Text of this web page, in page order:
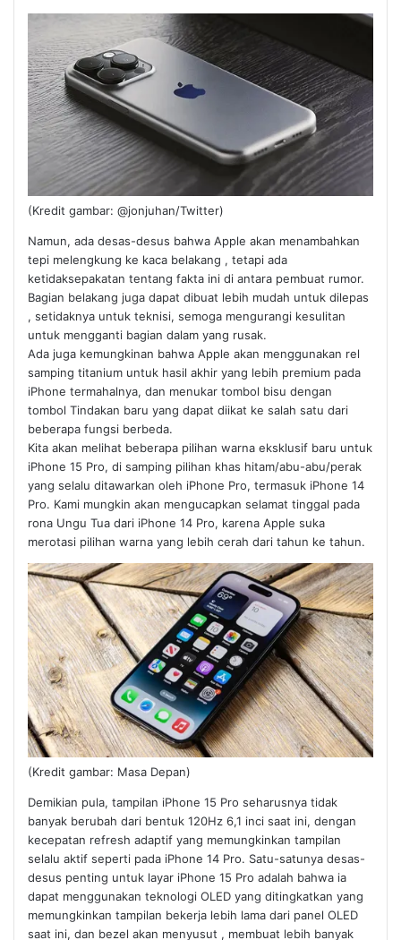
(Kredit gambar: @jonjuhan/Twitter)
Namun, ada desas-desus bahwa Apple akan menambahkan
tepi melengkung ke kaca belakang , tetapi ada
ketidaksepakatan tentang fakta ini di antara pembuat rumor.
Bagian belakang juga dapat dibuat lebih mudah untuk dilepas
, setidaknya untuk teknisi, semoga mengurangi kesulitan
untuk mengganti bagian dalam yang rusak.
Ada juga kemungkinan bahwa Apple akan menggunakan rel
samping titanium untuk hasil akhir yang lebih premium pada
iPhone termahalnya, dan menukar tombol bisu dengan
tombol Tindakan baru yang dapat diikat ke salah satu dari
beberapa fungsi berbeda.
Kita akan melihat beberapa pilihan warna eksklusif baru untuk
iPhone 15 Pro, di samping pilihan khas hitam/abu-abu/perak
yang selalu ditawarkan oleh iPhone Pro, termasuk iPhone 14
Pro. Kami mungkin akan mengucapkan selamat tinggal pada
rona Ungu Tua dari iPhone 14 Pro, karena Apple suka
merotasi pilihan warna yang lebih cerah dari tahun ke tahun.
(Kredit gambar: Masa Depan)
Demikian pula, tampilan iPhone 15 Pro seharusnya tidak
banyak berubah dari bentuk 120Hz 6,1 inci saat ini, dengan
kecepatan refresh adaptif yang memungkinkan tampilan
selalu aktif seperti pada iPhone 14 Pro. Satu-satunya desas-
desus penting untuk layar iPhone 15 Pro adalah bahwa ia
dapat menggunakan teknologi OLED yang ditingkatkan yang
memungkinkan tampilan bekerja lebih lama dari panel OLED
saat ini, dan bezel akan menyusut , membuat lebih banyak